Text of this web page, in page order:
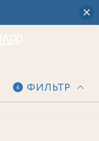
6 ФИЛЬТР